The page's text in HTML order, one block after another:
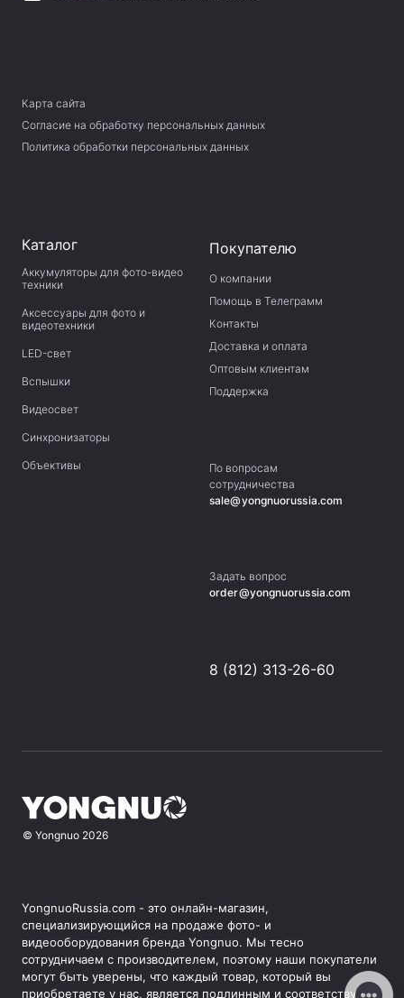
Карта сайта
Согласие на обработку персональных данных
Политика обработки персональных данных
Каталог
Аккумуляторы для фото-видео
техники
Аксессуары для фото и
видеотехники
LED-свет
Вспышки
Видеосвет
Синхронизаторы
Объективы
Покупателю
О компании
Помощь в Телеграмм
Контакты
Доставка и оплата
Оптовым клиентам
Поддержка
По вопросам
сотрудничества
sale@yongnuorussia.com
Задать вопрос
order@yongnuorussia.com
8 (812) 313-26-60
© Yongnuo 2026
YongnuoRussia.com - это онлайн-магазин,
специализирующийся на продаже фото- и
видеооборудования бренда Yongnuo. Мы тесно
сотрудничаем с производителем, поэтому наши покупатели
могут быть уверены, что каждый товар, который вы
приобретаете у нас, является подлинным и соответствует